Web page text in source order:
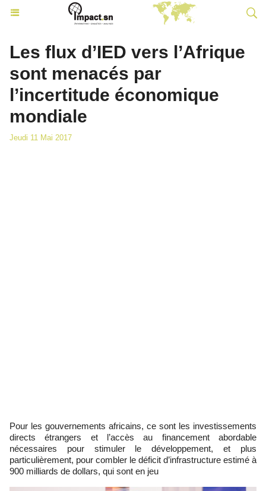
Les flux d’IED vers l’Afrique
sont menacés par
l’incertitude économique
mondiale
Jeudi 11 Mai 2017
Pour les gouvernements africains, ce sont les investissements
directs étrangers et l’accès au financement abordable
nécessaires pour stimuler le développement, et plus
particulièrement, pour combler le déficit d’infrastructure estimé à
900 milliards de dollars, qui sont en jeu